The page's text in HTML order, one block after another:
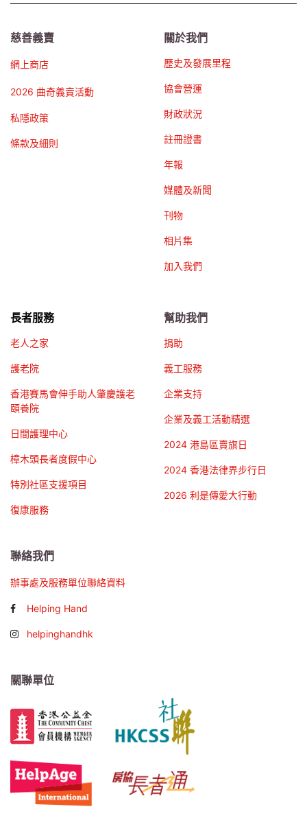
慈善義賣
網上商店
2026 曲奇義賣活動
私隱政策
條款及細則
關於我們
歷史及發展里程
協會營運
財政狀況
註冊證書
年報
媒體及新聞
刊物
相片集
加入我們
長者服務
老人之家
護老院
香港賽馬會伸手助人肇慶護老
頤養院
日間護理中心
樟木頭長者度假中心
特別社區支援項目
復康服務
幫助我們
捐助
義工服務
企業支持
企業及義工活動精選
2024 港島區賣旗日
2024 香港法律界步行日
2026 利是傳愛大行動
聯絡我們
辦事處及服務單位聯絡資料
Helping Hand
helpinghandhk
關聯單位